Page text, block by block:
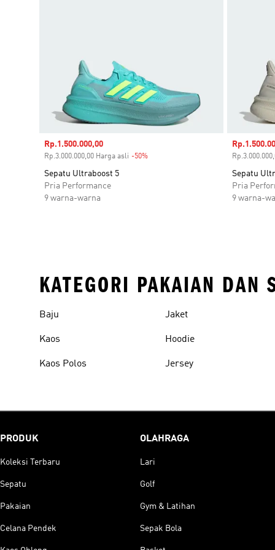
Harga penjualan
Rp.1.500.000,00
Rp.3.000.000,00 Harga asli -50%
Sepatu Ultraboost 5
Pria Performance
9 warna-warna
Harga
Sepatu
Pria
9 warna-
KATEGORI PAKAIAN DAN
Baju
Kaos
Kaos Polos
Jaket
Hoodie
Jersey
PRODUK
Koleksi Terbaru
Sepatu
Pakaian
Celana Pendek
OLAHRAGA
Lari
Golf
Gym & Latihan
Sepak Bola